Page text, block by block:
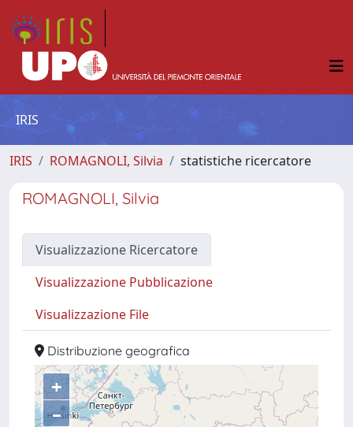
IRIS
IRIS ROMAGNOLI, Silvia statistiche ricercatore
ROMAGNOLI, Silvia
Visualizzazione Ricercatore
Visualizzazione Pubblicazione
Visualizzazione File
Distribuzione geografica
+
–